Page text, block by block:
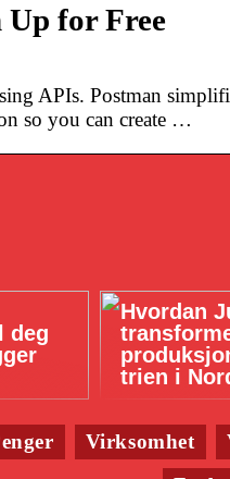
Up for Free
APIs. Postman
so you can create …
deg
Hvordan
trien i
Virksomhet